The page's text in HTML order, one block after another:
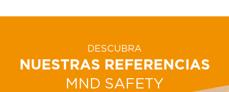
DESCUBRA
NUESTRAS REFERENCIAS
MND SAFETY